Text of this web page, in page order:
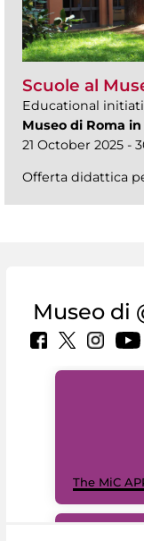
Scuole al
Educational
Museo di Roma
21 October 2025 -
Offerta didattica
Museo di
The MiC